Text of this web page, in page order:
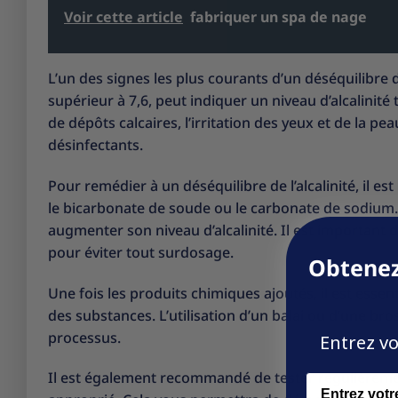
Voir cette article fabriquer un spa de nage
L’un des signes les plus courants d’un
supérieur à 7,6, peut indiquer un niveau
de dépôts calcaires, l’irritation des yeux et de la
désinfectants.
Pour remédier à un déséquilibre de l’alcalinité, il
le bicarbonate de soude ou le carbonate de
augmenter son niveau d’alcalinité. Il est important
pour éviter tout surdosage.
Une fois les produits chimiques ajoutés, il est
des substances. L’utilisation d’un balai ou d’une
processus.
Il est également recommandé de tester
Entrez
Name